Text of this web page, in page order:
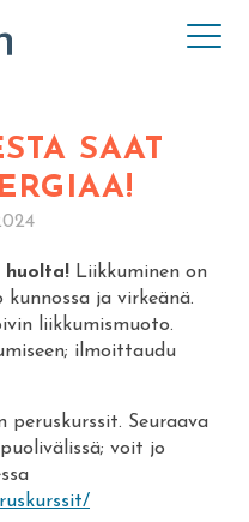
SAAT
huolta! Liikkuminen on
ja virkeänä.
liikkumismuoto.
ilmoittaudu
peruskurssit. Seuraava
voit jo